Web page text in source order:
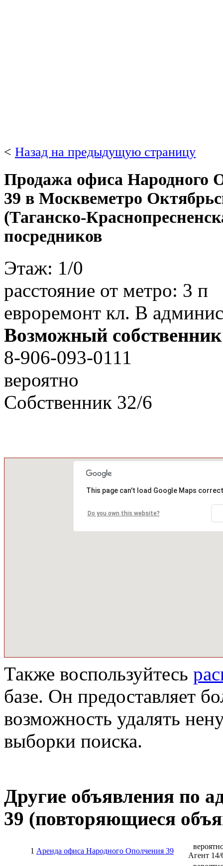
< Назад на предыдущую страницу
Продажа офиса Народного
39 в Москвеметро
(Таганско-
посредников
Этаж: 1/0
расстояние от метро: 3 п
евроремонт кл. В
Возможный
8-906-093-0111
вероятно
Собственник 32/6
This page can't load Google Maps
Do you own this website?
Также воспользуйтесь
базе. Он предоставляет
возможность удалять
выборки поиска.
Другие объявления по
39 (повторяющиеся
1 Аренда офиса Народного Ополчения 39
Агент 14/